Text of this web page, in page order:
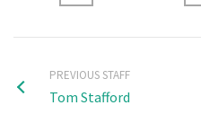
PREVIOUS STAFF
Tom Stafford